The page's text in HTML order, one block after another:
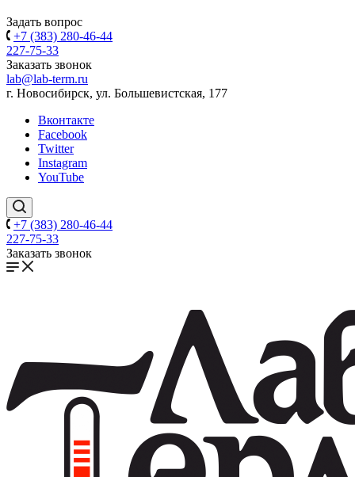
Задать вопрос
+7 (383) 280-46-44
227-75-33
Заказать звонок
lab@lab-term.ru
г. Новосибирск, ул. Большевистская, 177
Вконтакте
Facebook
Twitter
Instagram
YouTube
+7 (383) 280-46-44
227-75-33
Заказать звонок